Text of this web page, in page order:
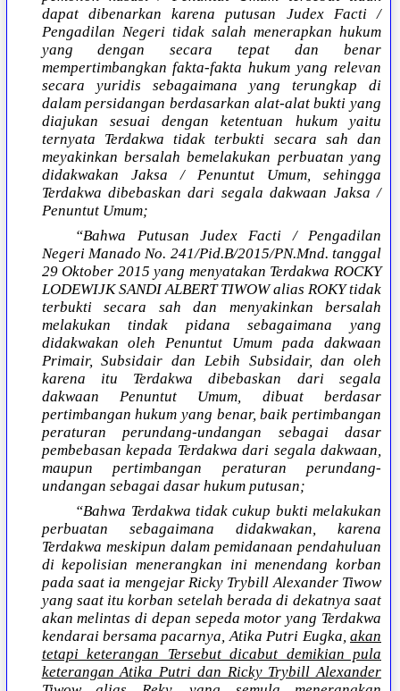
dapat dibenarkan karena putusan Judex Facti /
Pengadilan Negeri tidak salah menerapkan hukum
yang dengan secara tepat dan benar
mempertimbangkan fakta-fakta hukum yang relevan
secara yuridis sebagaimana yang terungkap di
dalam persidangan berdasarkan alat-alat bukti yang
diajukan sesuai dengan ketentuan hukum yaitu
ternyata Terdakwa tidak terbukti secara sah dan
meyakinkan bersalah bemelakukan perbuatan yang
didakwakan Jaksa / Penuntut Umum, sehingga
Terdakwa dibebaskan dari segala dakwaan Jaksa /
Penuntut Umum;
“Bahwa Putusan Judex Facti / Pengadilan
Negeri Manado No. 241/Pid.B/2015/PN.Mnd. tanggal
29 Oktober 2015 yang menyatakan Terdakwa ROCKY
LODEWIJK SANDI ALBERT TIWOW alias ROKY tidak
terbukti secara sah dan menyakinkan bersalah
melakukan tindak pidana sebagaimana yang
didakwakan oleh Penuntut Umum pada dakwaan
Primair, Subsidair dan Lebih Subsidair, dan oleh
karena itu Terdakwa dibebaskan dari segala
dakwaan Penuntut Umum, dibuat berdasar
pertimbangan hukum yang benar, baik pertimbangan
peraturan perundang-undangan sebagai dasar
pembebasan kepada Terdakwa dari segala dakwaan,
maupun pertimbangan peraturan perundang-
undangan sebagai dasar hukum putusan;
“Bahwa Terdakwa tidak cukup bukti melakukan
perbuatan sebagaimana didakwakan, karena
Terdakwa meskipun dalam pemidanaan pendahuluan
di kepolisian menerangkan ini menendang korban
pada saat ia mengejar Ricky Trybill Alexander Tiwow
yang saat itu korban setelah berada di dekatnya saat
akan melintas di depan sepeda motor yang Terdakwa
kendarai bersama pacarnya, Atika Putri Eugka, akan
tetapi keterangan Tersebut dicabut demikian pula
keterangan Atika Putri dan Ricky Trybill Alexander